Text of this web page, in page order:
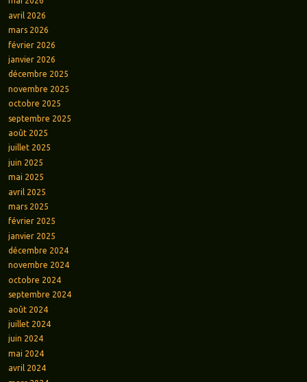
avril 2026
mars 2026
février 2026
janvier 2026
décembre 2025
novembre 2025
octobre 2025
septembre 2025
août 2025
juillet 2025
juin 2025
mai 2025
avril 2025
mars 2025
février 2025
janvier 2025
décembre 2024
novembre 2024
octobre 2024
septembre 2024
août 2024
juillet 2024
juin 2024
mai 2024
avril 2024